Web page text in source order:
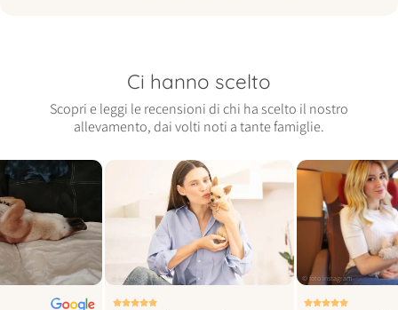
Ci hanno scelto
Scopri e leggi le recensioni di chi ha scelto il nostro
allevamento, dai volti noti a tante famiglie.
© foto vogue italia © foto instagram